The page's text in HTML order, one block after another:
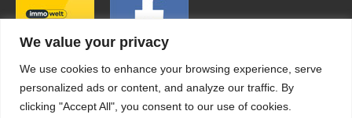
We value your privacy
We use cookies to enhance your browsing experience, serve
personalized ads or content, and analyze our traffic. By
clicking "Accept All", you consent to our use of cookies.
SEOand Website byimmoWebdesign| Copyright © 2022